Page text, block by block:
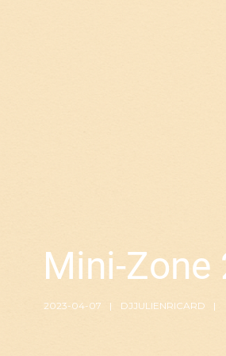
Mini-Zone
2023-04-07 DJJULIENRICARD